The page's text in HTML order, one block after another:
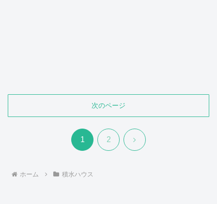
次のページ
1 2 次
ホーム 積水ハウス